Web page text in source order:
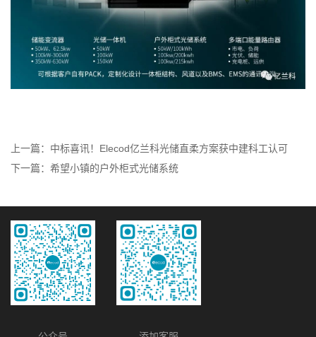
上一篇：中标喜讯！Elecod亿兰科光储直柔方案获中建科工认可
下一篇：希望小镇的户外柜式光储系统